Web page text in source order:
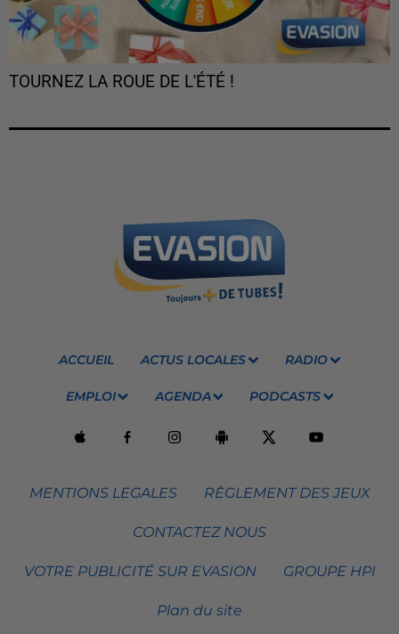
TOURNEZ LA ROUE DE L'ÉTÉ !
ACCUEIL ACTUS LOCALES RADIO
EMPLOI AGENDA PODCASTS
MENTIONS LEGALES RÈGLEMENT DES JEUX
CONTACTEZ NOUS
VOTRE PUBLICITÉ SUR EVASION GROUPE HPI
Plan du site